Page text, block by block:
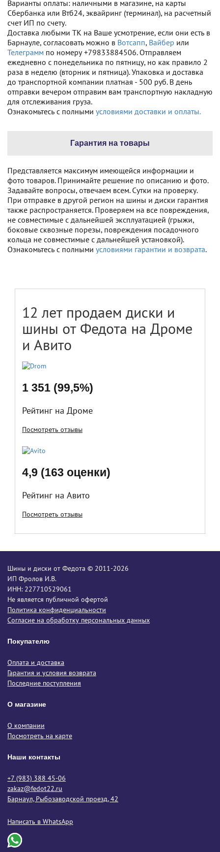
Варианты оплаты: наличными в магазине, на карты
Сбербанка или Втб24, эквайринг (терминал), на расчетный
счет ИП по счету.
Доставка любыми ТК на Ваше усмотрение, если они есть в
Барнауле, согласовать можно в Вотсапп, Вайбер или
Телеграмм по номеру +79833884506. Отправляем
ежедневно с понедельника по пятницу, но как правило 2
раза в неделю (вторник и пятница). Упаковка и доставка
до транспортной компании платная - 500 руб. В день
отправки вечером отправим вам транспортную накладную
для отслеживания груза.
Ознакомьтесь с полными условиями доставки и оплаты.
Гарантия на товары
Представляется максимум имеющейся информации и
фото товаров. Принимайте решение по описанию и фото.
Задавайте вопросы, отвечаем всем. Сутки на проверку.
При отправке в другой регион на шины и диски гарантия
также распространяется. Проверяем на все повреждения,
не совместимые с дальнейшей эксплуатацией (грыжи,
боковые сквозные порезы, повреждения посадочного
кольца не совместимые с дальнейшей установкой).
Ознакомьтесь с полными условиями гарантии и возврата.
12 лет продаем диски и
шины от Федота на Дроме
и Авито
1 351 (99,5%)
Рейтинг на Дроме
Посмотреть отзывы
4,9 (163 оценки)
Рейтинг на Авито
Посмотреть отзывы
Шины и диски от Федота © 2011-2026
ИП Фролов И.В.
ИНН: 227710529061
Не является публичной офертой
Политика конфиденциальности
Согласие на обработку персональных данных
Покупателю
Оплата и доставка
Гарантия и условия возврата
Последние поступления
О магазине
О компании
Посмотреть на карте
Наши контакты
+7 (983) 388 45-06
zakaz@fedot22.ru
Барнаул, Рыбозаводской проезд, 42
Написать в WhatsApp